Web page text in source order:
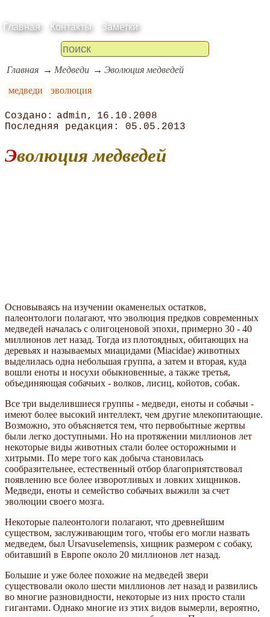
Главная Контакты Заметки
Главная Медведи
Эволюция медведей
медведи
эволюция
admin
16.10.2008
05.05.2013
Эволюция медведей
Основываясь на изучении окаменелых остатков,
палеонтологи полагают, что эволюция предков современных
медведей началась с олигоценовой эпохи, примерно 30 - 40
миллионов лет назад. Тогда из плотоядных, обитающих на
деревьях и называемых миацидами (Miacidae) животных
выделилась одна небольшая группа, а затем и вторая, куда
вошли еноты и носухи обыкновенные, а также третья,
объединяющая собачьих - волков, лисиц, койотов, собак.
Все три выделившиеся группы - медведи, еноты и собачьи -
имеют более высокий интеллект, чем другие млекопитающие.
Возможно, это объясняется тем, что первобытные жертвы
были легко доступными. Но на протяжении миллионов лет
некоторые виды животных стали более осторожными и
хитрыми. По мере того как добыча становилась
сообразительнее, естественный отбор благоприятствовал
появлению все более изворотливых и ловких хищников.
Медведи, еноты и семейство собачьих выжили за счет
эволюции своего мозга.
Некоторые палеонтологи полагают, что древнейшим
существом, заслуживающим того, чтобы его могли назвать
медведем, был Ursavuselemensis, хищник размером с собаку,
обитавший в Европе около 20 миллионов лет назад.
Большие и уже более похожие на медведей звери
существовали около шести миллионов лет назад и развились
во многие разновидности, некоторые из них просто стали
гигантами. Однако многие из этих видов вымерли, вероятно,